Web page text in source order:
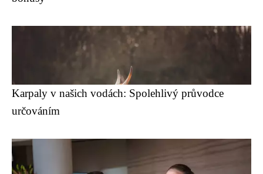
Karpaly v našich vodách: Spolehlivý průvodce
určováním